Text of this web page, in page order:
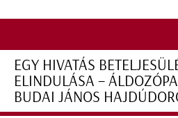
EGY HIVATÁS
ELINDULÁSA –
BUDAI JÁNOS